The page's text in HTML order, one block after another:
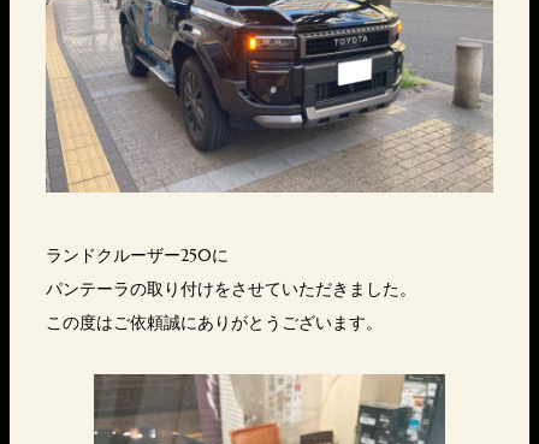
ランドクルーザー250に
パンテーラの取り付けをさせていただきました。
この度はご依頼誠にありがとうございます。